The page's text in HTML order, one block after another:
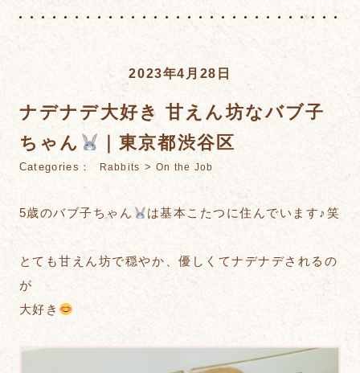
2023年4月28日
ナデナデ大好き 甘えん坊なバブ子
ちゃん
｜東京都渋谷区
Categories： Rabbits >On the Job
5歳のバブ子ちゃん は基本こたつに住んでいます♪笑
とても甘えん坊で穏やか、優しくてナデナデされるの
が
大好き